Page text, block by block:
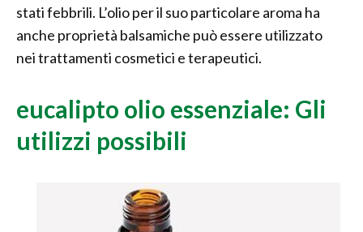
stati febbrili. L’olio per il suo particolare aroma ha
anche proprietà balsamiche può essere utilizzato
nei trattamenti cosmetici e terapeutici.
eucalipto olio essenziale: Gli
utilizzi possibili